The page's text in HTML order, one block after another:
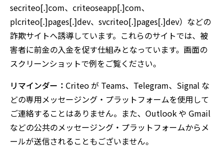
secriteo[.]com、criteoseapp[.]com、
plcriteo[.]pages[.]dev、svcriteo[.]pages[.]dev）などの
詐欺サイトへ誘導しています。これらのサイトでは、被
害者に前金の入金を促す仕組みとなっています。画面の
スクリーンショットで例をご覧ください。
リマインダー： Criteo が Teams、Telegram、Signal な
どの専用メッセージング・プラットフォームを使用して
ご連絡することはありません。また、Outlook や Gmail
などの公共のメッセージング・プラットフォームからメ
ールが送信されることもございません。